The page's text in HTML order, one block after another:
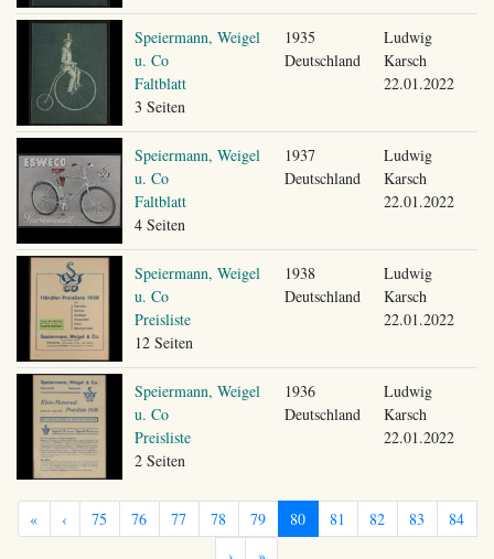
Speiermann, Weigel
u. Co
Faltblatt
3 Seiten
1935
Deutschland
Ludwig
Karsch
22.01.2022
Speiermann, Weigel
u. Co
Faltblatt
4 Seiten
1937
Deutschland
Ludwig
Karsch
22.01.2022
Speiermann, Weigel
u. Co
Preisliste
12 Seiten
1938
Deutschland
Ludwig
Karsch
22.01.2022
Speiermann, Weigel
u. Co
Preisliste
2 Seiten
1936
Deutschland
Ludwig
Karsch
22.01.2022
« ‹ 75 76 77 78 79 80 81 82 83
84
›
»